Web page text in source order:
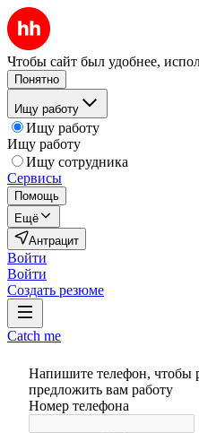
Чтобы сайт был удобнее,
Понятно
Ищу работу
Ищу работу
Ищу работу
Ищу сотрудника
Сервисы
Помощь
Ещё
Антрацит
Войти
Войти
Создать резюме
Catch me
Напишите телефон, чтобы
предложить вам работу
Номер телефона